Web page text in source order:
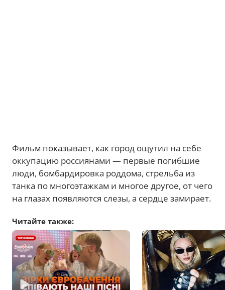
Фильм показывает, как город ощутил на себе
оккупацию россиянами — первые погибшие
люди, бомбардировка роддома, стрельба из
танка по многоэтажкам и многое другое, от чего
на глазах появляются слезы, а сердце замирает.
Читайте также: